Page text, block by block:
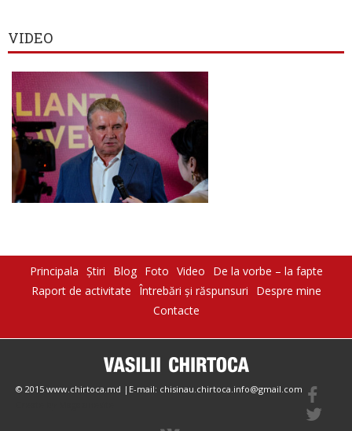
VIDEO
Principala Știri Blog Foto Video
De la vorbe – la fapte
Raport de activitate Întrebări şi răspunsuri
Despre mine
Contacte
© 2015 www.chirtoca.md |E-mail: chisinau.chirtoca.info@gmail.com